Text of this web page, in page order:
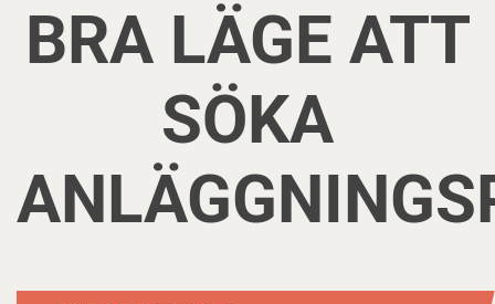
BRA LÄGE ATT
SÖKA